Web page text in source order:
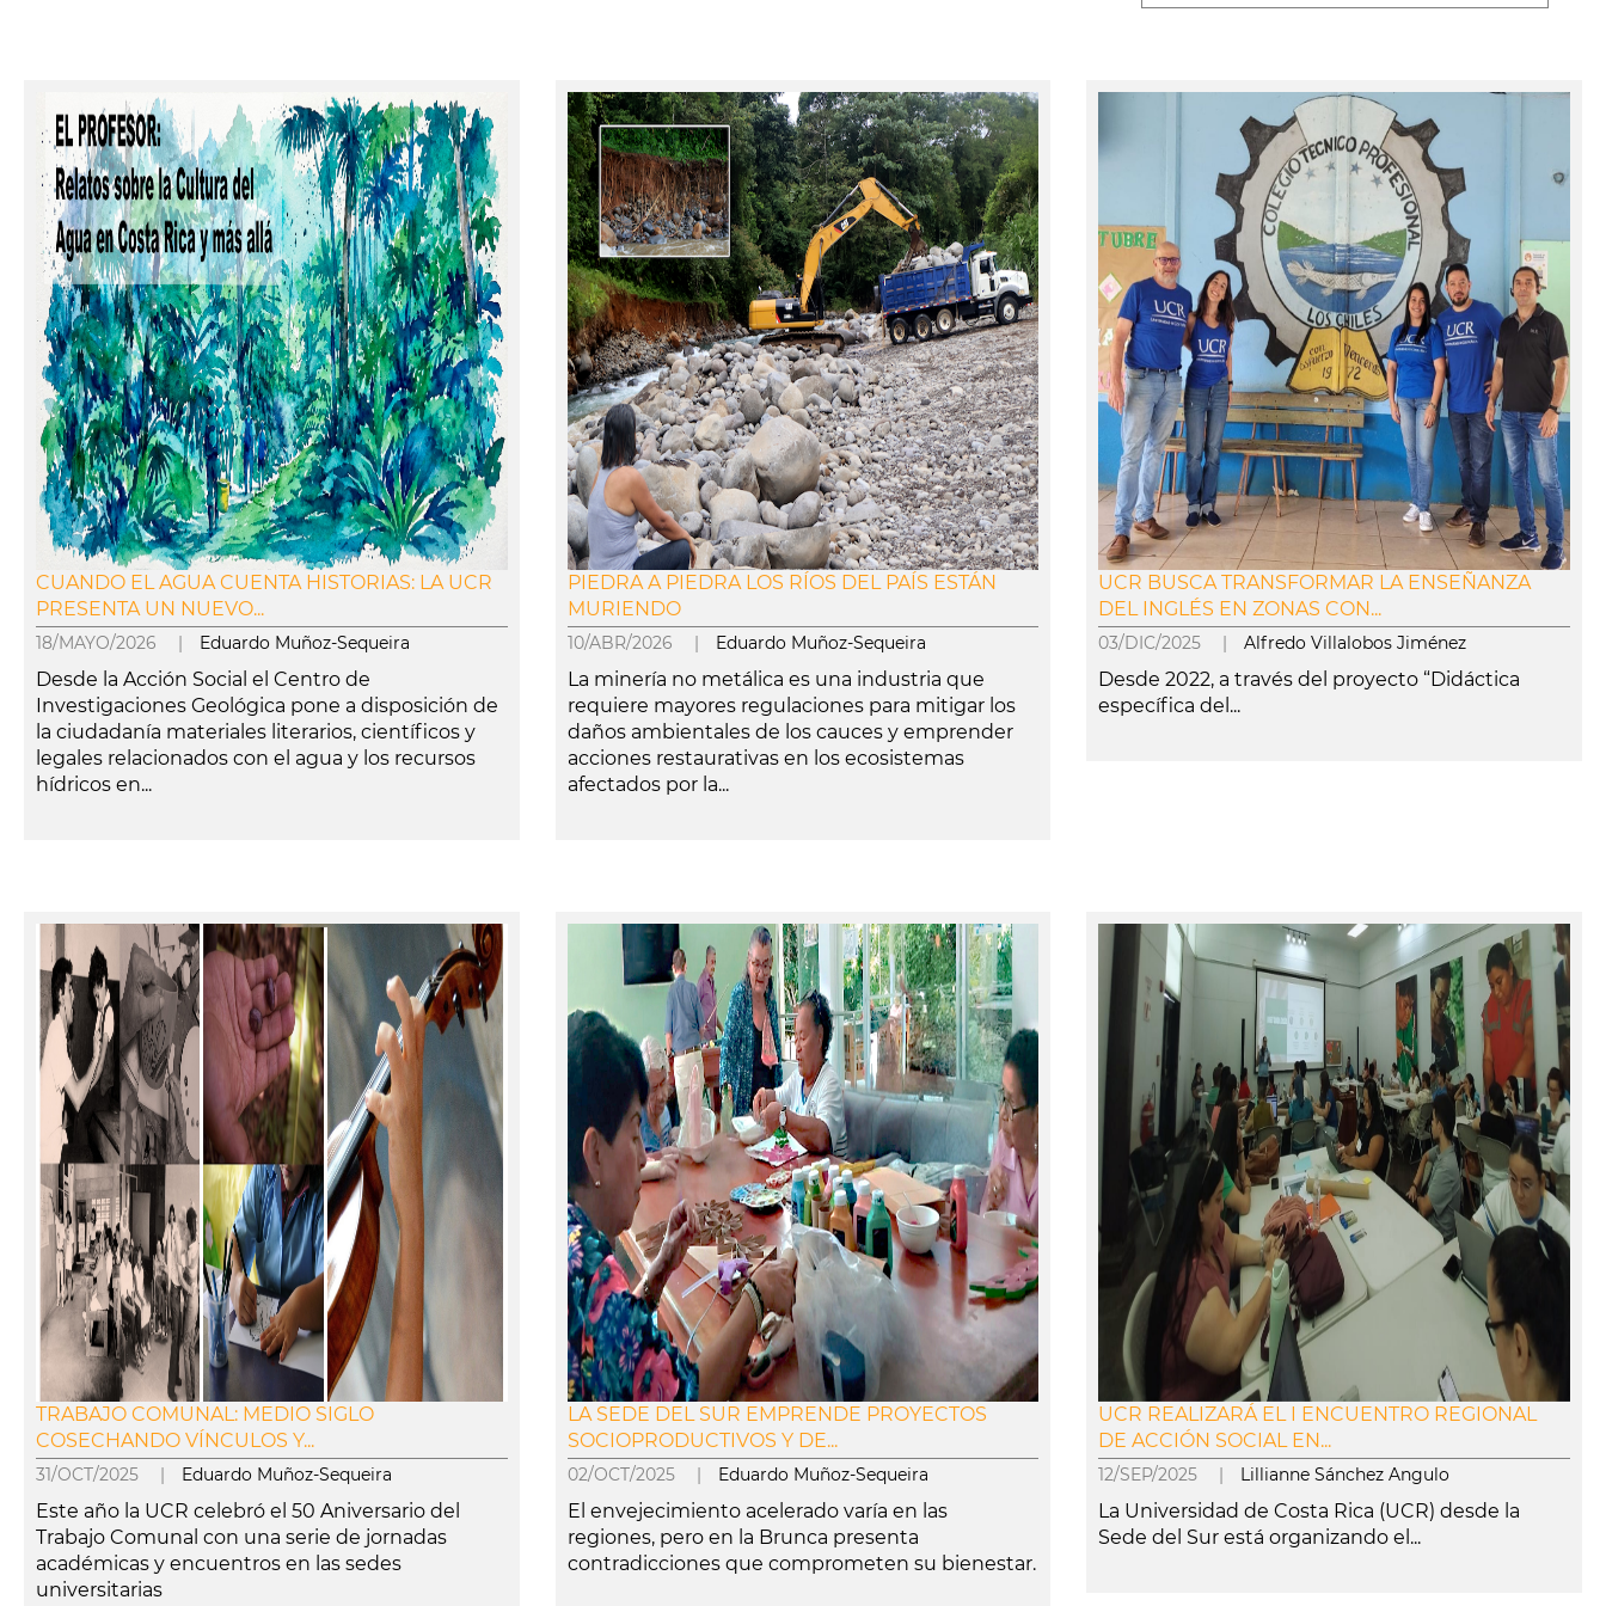
CUANDO EL AGUA CUENTA HISTORIAS: LA UCR
PRESENTA UN NUEVO...
18/MAYO/2026 | Eduardo Muñoz-Sequeira
Desde la Acción Social el Centro de
Investigaciones Geológica pone a disposición de
la ciudadanía materiales literarios, científicos y
legales relacionados con el agua y los recursos
hídricos en...
PIEDRA A PIEDRA LOS RÍOS DEL PAÍS ESTÁN
MURIENDO
10/ABR/2026 | Eduardo Muñoz-Sequeira
La minería no metálica es una industria que
requiere mayores regulaciones para mitigar los
daños ambientales de los cauces y emprender
acciones restaurativas en los ecosistemas
afectados por la...
UCR BUSCA TRANSFORMAR LA ENSEÑANZA
DEL INGLÉS EN ZONAS CON...
03/DIC/2025 |Alfredo Villalobos Jiménez
Desde 2022, a través del proyecto “Didáctica
específica del...
TRABAJO COMUNAL: MEDIO SIGLO
COSECHANDO VÍNCULOS Y...
31/OCT/2025 | Eduardo Muñoz-Sequeira
Este año la UCR celebró el 50 Aniversario del
Trabajo Comunal con una serie de jornadas
académicas y encuentros en las sedes
universitarias
LA SEDE DEL SUR EMPRENDE PROYECTOS
SOCIOPRODUCTIVOS Y DE...
02/OCT/2025 | Eduardo Muñoz-Sequeira
El envejecimiento acelerado varía en las
regiones, pero en la Brunca presenta
contradicciones que comprometen su bienestar.
UCR REALIZARÁ EL I ENCUENTRO REGIONAL
DE ACCIÓN SOCIAL EN...
12/SEP/2025 | Lillianne Sánchez Angulo
La Universidad de Costa Rica (UCR) desde la
Sede del Sur está organizando el...